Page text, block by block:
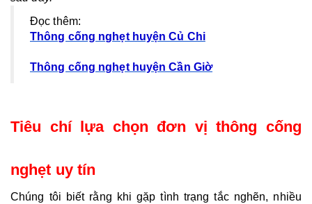
Đọc thêm:
Thông cống nghẹt huyện Củ Chi
Thông cống nghẹt huyện Cần Giờ
Tiêu chí lựa chọn đơn vị thông cống
nghẹt uy tín
Chúng tôi biết rằng khi gặp tình trạng tắc nghẽn, nhiều